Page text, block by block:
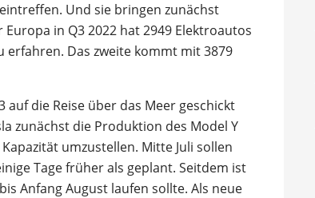
Und sie bringen zunächst
in Q3 2022 hat 2949 Elektroautos
erfahren. Das zweite kommt mit 3879
auf die Reise über das Meer geschickt
zunächst die Produktion des Model Y
umzustellen. Mitte Juli sollen
Tage früher als geplant. Seitdem ist
Anfang August laufen sollte. Als neue